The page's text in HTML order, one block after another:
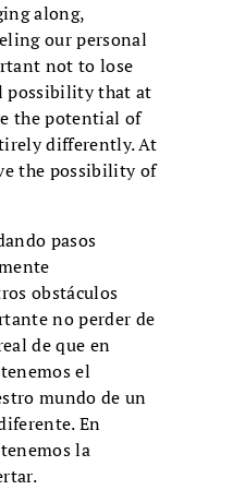
along,
our personal
not to lose
possibility that at
the potential of
differently. At
the possibility of
pasos
obstáculos
no perder de
de que en
el
mundo de un
En
la